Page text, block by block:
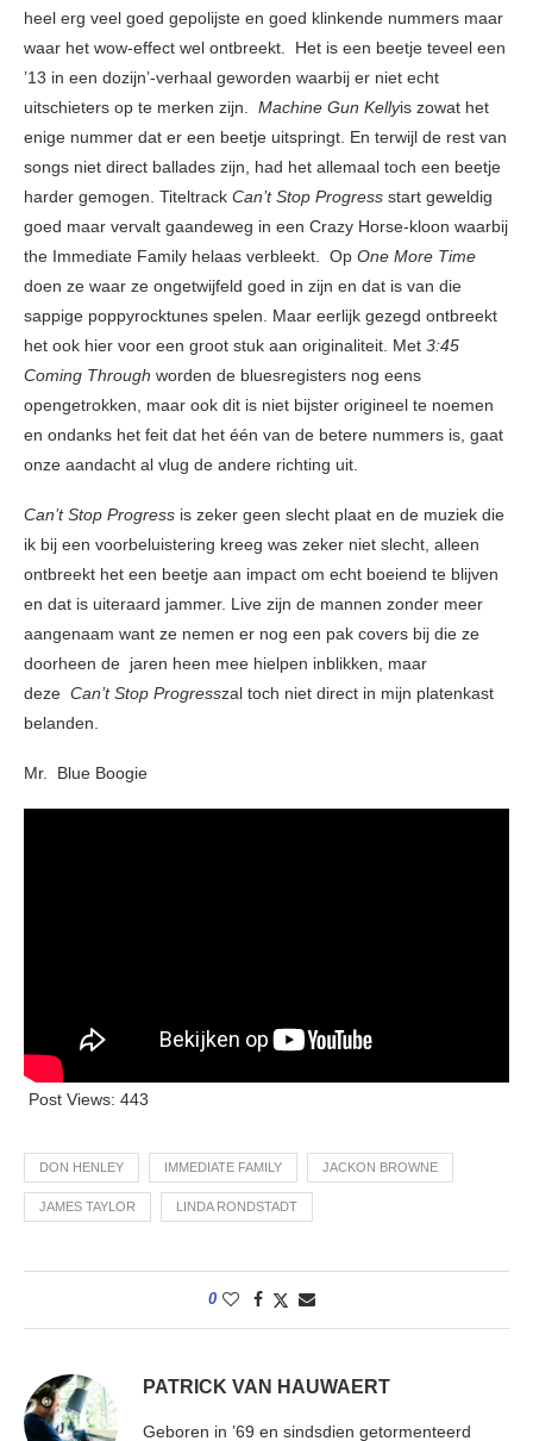
heel erg veel goed gepolijste en goed klinkende nummers maar
waar het wow-effect wel ontbreekt. Het is een beetje teveel een
’13 in een dozijn’-verhaal geworden waarbij er niet echt
uitschieters op te merken zijn. Machine Gun Kellyis zowat het
enige nummer dat er een beetje uitspringt. En terwijl de rest van
songs niet direct ballades zijn, had het allemaal toch een beetje
harder gemogen. Titeltrack Can’t Stop Progress start geweldig
goed maar vervalt gaandeweg in een Crazy Horse-kloon waarbij
the Immediate Family helaas verbleekt. Op One More Time
doen ze waar ze ongetwijfeld goed in zijn en dat is van die
sappige poppyrocktunes spelen. Maar eerlijk gezegd ontbreekt
het ook hier voor een groot stuk aan originaliteit. Met 3:45
Coming Through worden de bluesregisters nog eens
opengetrokken, maar ook dit is niet bijster origineel te noemen
en ondanks het feit dat het één van de betere nummers is, gaat
onze aandacht al vlug de andere richting uit.
Can’t Stop Progress is zeker geen slecht plaat en de muziek die
ik bij een voorbeluistering kreeg was zeker niet slecht, alleen
ontbreekt het een beetje aan impact om echt boeiend te blijven
en dat is uiteraard jammer. Live zijn de mannen zonder meer
aangenaam want ze nemen er nog een pak covers bij die ze
doorheen de jaren heen mee hielpen inblikken, maar
deze Can’t Stop Progresszal toch niet direct in mijn platenkast
belanden.
Mr. Blue Boogie
Post Views: 443
DON HENLEY IMMEDIATE FAMILY JACKON BROWNE
JAMES TAYLOR LINDA RONDSTADT
0
PATRICK VAN HAUWAERT
Geboren in ’69 en sindsdien getormenteerd